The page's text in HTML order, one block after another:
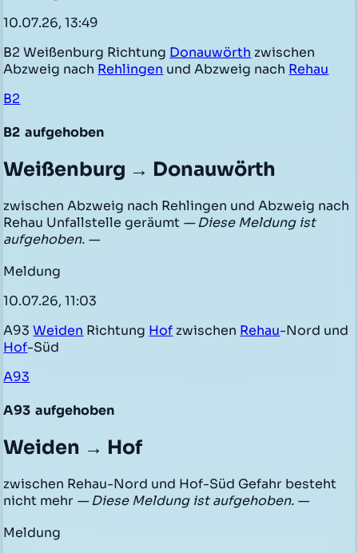
10.07.26, 13:49
B2 Weißenburg Richtung Donauwörth zwischen
Abzweig nach Rehlingen und Abzweig nach Rehau
B2
B2 aufgehoben
Weißenburg → Donauwörth
zwischen Abzweig nach Rehlingen und Abzweig nach
Rehau Unfallstelle geräumt — Diese Meldung ist
aufgehoben. —
Meldung
10.07.26, 11:03
A93Weiden Richtung Hof zwischen Rehau-Nord und
Hof-Süd
A93
A93 aufgehoben
Weiden → Hof
zwischen Rehau-Nord und Hof-Süd Gefahr besteht
nicht mehr — Diese Meldung ist aufgehoben. —
Meldung